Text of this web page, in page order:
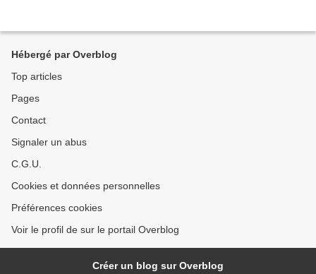
Hébergé par Overblog
Top articles
Pages
Contact
Signaler un abus
C.G.U.
Cookies et données personnelles
Préférences cookies
Voir le profil de sur le portail Overblog
Créer un blog sur Overblog